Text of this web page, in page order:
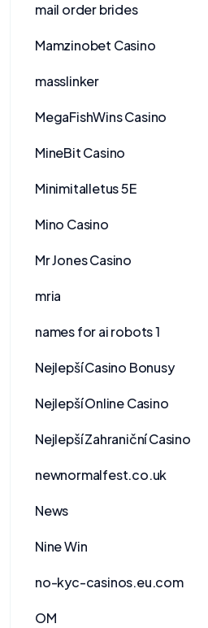
mail order brides
Mamzinobet Casino
masslinker
MegaFishWins Casino
MineBit Casino
Minimitalletus 5E
Mino Casino
Mr Jones Casino
mria
names for ai robots 1
Nejlepší Casino Bonusy
Nejlepší Online Casino
Nejlepší Zahraniční Casino
newnormalfest.co.uk
News
Nine Win
no-kyc-casinos.eu.com
OM